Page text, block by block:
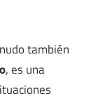
también
, es una